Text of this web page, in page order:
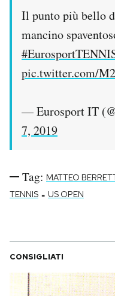
Il punto più bello
mancino
pic.twitter.com/
— Eurosport IT
7, 2019
Tag: MATTEO
TENNIS - US OPEN
CONSIGLIATI